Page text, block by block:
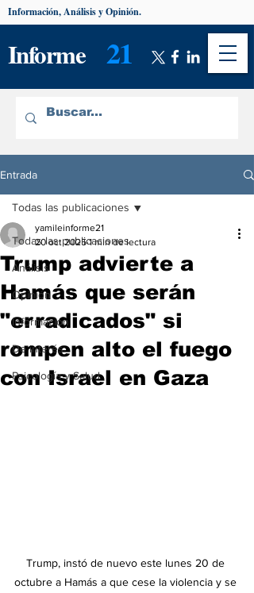
Informe 21
Información, Análisis y Opinión.
Entrada
Todas las publicaciones
Análisis
Opinión
Información
De interés
Psicología y Salud
Todas las publicaciones
Trump advierte a
Hamás que serán
"erradicados" si
rompen alto el fuego
con Israel en Gaza
yamileinforme21
20 oct 2025 1 min de lectura
Trump, instó de nuevo este lunes 20 de
octubre a Hamás a que cese la violencia y se